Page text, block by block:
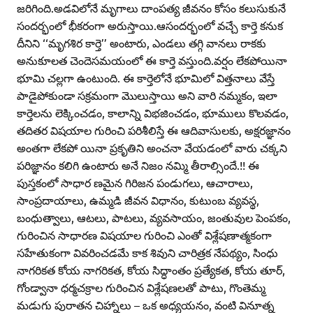
జరిగింది.అడవిలోనే మృగాలు దాంపత్య జీవనం కోసం కలుసుకునే
సందర్భంలో భీకరంగా అరుస్తాయి.ఆసందర్భంలో వచ్చే కార్తె కనుక
దీనిని ‘‘మృగశిర కార్తె’’ అంటారు, ఎండలు తగ్గి వానలు రాకకు
అనుకూలత చెందెసమయంలో ఈ కార్తె వస్తుంది.వర్షం లేకపోయినా
భూమి చల్లగా ఉంటుంది. ఈ కార్తెలోనే భూమిలో విత్తనాలు వేస్తే
పాడైపోకుండా సక్రమంగా మొలుస్తాయి అని వారి నమ్మకం, ఇలా
కార్తెలను లెక్కించడం, కాలాన్ని విభజించడం, భూములు కొలవడం,
తదితర విషయాల గురించి పరిశీలిస్తే ఈ ఆదివాసులకు, అక్షరజ్ఞానం
అంతగా లేకపో యినా ప్రకృతిని అంచనా వేయడంలో వారు చక్కని
పరిజ్ఞానం కలిగి ఉంటారు అనే నిజం నమ్మి తీరాల్సిందే.!! ఈ
పుస్తకంలో సాధార ణమైన గిరిజన పండుగలు, ఆచారాలు,
సాంప్రదాయాలు, ఉమ్మడి జీవన విధానం, కుటుంబ వ్యవస్థ,
బంధుత్వాలు, ఆటలు, పాటలు, వ్యవసాయం, జంతువుల పెంపకం,
గురించిన సాధారణ విషయాల గురించి ఎంతో విశ్లేషణాత్మకంగా
సహేతుకంగా వివరించడమే కాక శివుని చారిత్రక నేపథ్యం, సింధు
నాగరికత కోయ నాగరికత, కోయ సిద్ధాంతం ప్రత్యేకత, కోయ తూర్‌,
గోండ్వానా ధర్మచక్రాల గురించిన విశ్లేషణలతో పాటు, గొంతెమ్మ
మడుగు పురాతన చిహ్నాలు – ఒక అధ్యయనం, వంటి వినూత్న